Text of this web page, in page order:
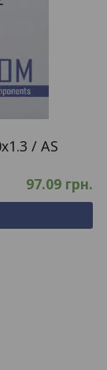
/ AS
97.09 грн.